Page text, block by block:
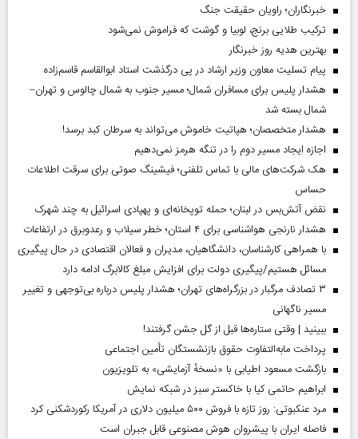
خبرنگاران؛ راویان حقیقت جنگ
ترکیب طلایی برنج، لوبیا و گوشت که فراموش نمی‌شود
بهترین هدیه روز خبرنگار
پیام تسلیت معاون وزیر ارشاد در پی درگذشت استاد ابوالقاسم قاسم‌زاده
هشدار پلیس برای مسافران شمال؛ مسیر جنوب به شمال چالوس و تهران–
شمال بسته شد
هشدار متخصصان؛ هپاتیت خاموش می‌تواند به سرطان کبد برسد!
اجازه ایجاد مسیر دوم را در تنگه هرمز نمی‌دهیم
هک شرکت‌های مالی با تماس تلفنی؛ فیشینگ صوتی برای سرقت اطلاعات
حساس
نقض آتش‌بس در لبنان؛ حمله توپخانه‌ای و پهپادی اسرائیل به چند شهرک
هشدار نارنجی هواشناسی برای ۴ استان؛ خطر سیلاب و رعدوبرق در ارتفاعات
با همراهی کارشناسان، دانشگاهیان، مدیران و فعالان اقتصادی در حال پیگیری
مسائل هستیم/پیگیری دولت برای افزایش مبلغ کالابرگ ادامه دارد
۳ تصادف مرگبار در بزرگراه‌های تهران؛ هشدار پلیس درباره بی‌توجهی و تغییر
مسیر ناگهانی
ببینید | وقتی ستاره‌ها قبل از گل جشن گرفتند!
پرداخت مابه‌التفاوت حقوق بازنشستگان تأمین اجتماعی
بازگشت مسعود اطیابی با «نسخهٔ آزمایشی» به تلویزیون
ابراهیم حاتمی کیا با خاکستر سبز در شبکه نمایش
مرد عنکبوتی: روز تازه با فروش ۵۰۰ میلیون دلاری در آمریکا رکوردشکنی کرد
فاصله ایران با پیشرو‌ان هوش مصنوعی قابل جبران است